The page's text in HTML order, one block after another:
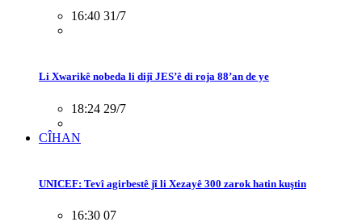
16:40 31/7
Li Xwarikê nobeda li dijî JES’ê di roja 88’an de ye
18:24 29/7
CÎHAN
UNICEF: Tevî agirbestê jî li Xezayê 300 zarok hatin kuştin
16:30 07